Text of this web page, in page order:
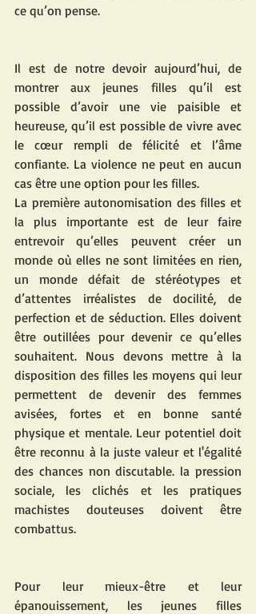
ce qu’on pense.
Il est de notre devoir aujourd’hui, de
montrer aux jeunes filles qu’il est
possible d’avoir une vie paisible et
heureuse, qu’il est possible de vivre avec
le cœur rempli de félicité et l’âme
confiante. La violence ne peut en aucun
cas être une option pour les filles.
La première autonomisation des filles et
la plus importante est de leur faire
entrevoir qu’elles peuvent créer un
monde où elles ne sont limitées en rien,
un monde défait de stéréotypes et
d’attentes irréalistes de docilité, de
perfection et de séduction. Elles doivent
être outillées pour devenir ce qu’elles
souhaitent. Nous devons mettre à la
disposition des filles les moyens qui leur
permettent de devenir des femmes
avisées, fortes et en bonne santé
physique et mentale. Leur potentiel doit
être reconnu à la juste valeur et l'égalité
des chances non discutable. la pression
sociale, les clichés et les pratiques
machistes douteuses doivent être
combattus.
Pour leur mieux-être et leur
épanouissement, les jeunes filles